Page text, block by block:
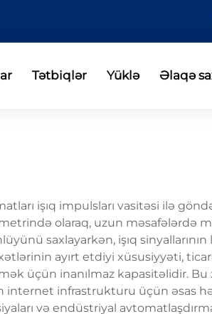
Tətbiqlər Yüklə Əlaqə
işıq impulsları vasitəsi ilə
olaraq, uzun məsafələrdə
saxlayarkən, işıq
ayırt etdiyi xüsusiyyəti,
üçün inanılmaz kapasitəlidir. Bu
infrastrukturu üçün əsas
və endüstriyal